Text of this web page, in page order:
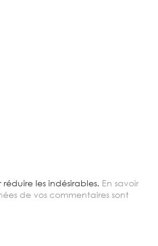
les indésirables. En savoir
de vos commentaires sont